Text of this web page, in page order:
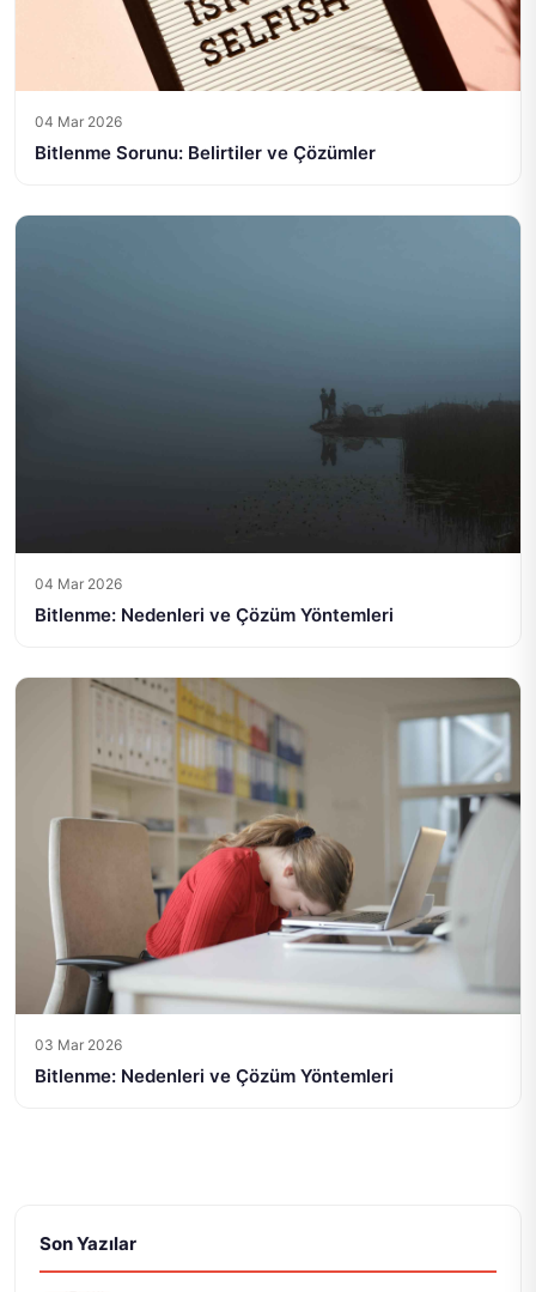
04 Mar 2026
Bitlenme Sorunu: Belirtiler ve Çözümler
04 Mar 2026
Bitlenme: Nedenleri ve Çözüm Yöntemleri
03 Mar 2026
Bitlenme: Nedenleri ve Çözüm Yöntemleri
Son Yazılar